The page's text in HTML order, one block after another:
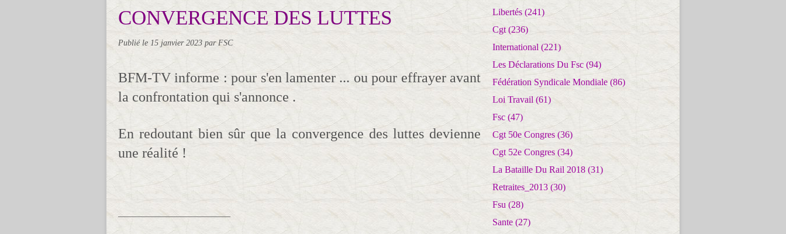
CONVERGENCE DES LUTTES
Publié le 15 janvier 2023 par FSC
BFM-TV informe : pour s'en lamenter ... ou pour effrayer avant
la confrontation qui s'annonce .
En redoutant bien sûr que la convergence des luttes devienne
une réalité !
Libertés (241)
Cgt (236)
International (221)
Les Déclarations Du Fsc (94)
Fédération Syndicale Mondiale (86)
Loi Travail (61)
Fsc (47)
Cgt 50e Congres (36)
Cgt 52e Congres (34)
La Bataille Du Rail 2018 (31)
Retraites_2013 (30)
Fsu (28)
Sante (27)